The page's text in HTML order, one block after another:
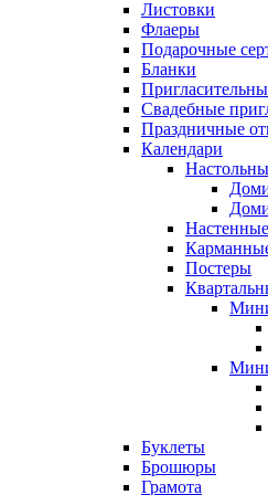
Листовки
Флаеры
Подарочные
Бланки
Свадебные
Праздничные
Календари
Постеры
Буклеты
Брошюры
Грамота